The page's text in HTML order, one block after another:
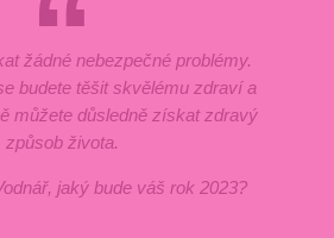
žádné nebezpečné problémy.
budete těšit skvělému zdraví a
můžete důsledně získat zdravý
způsob života.
jaký bude váš rok 2023?